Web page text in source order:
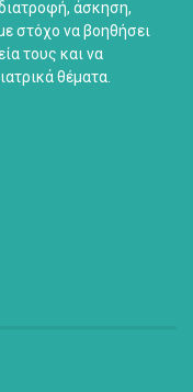
άσκηση,
στόχο να βοηθήσει
τους και να
θέματα.